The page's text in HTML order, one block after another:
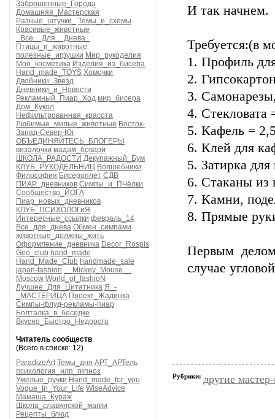
Заброшенные_Города
Домашняя_Мастерская
Разные_штучки_
Темы_и_схемы
Красивые_животные
_Все__Для__Днева_
Птицы_и_животные
полезные_игрушки Мир_рукоделия
Моя_косметика Изделия_из_бисера
Hand_made_TOYS Хомочки
Двойники_Звёзд
Дневники_и_Новости
Рекламный_Пиар_Ход мир_бисера
Дом_Кукол
Нефильтрованная_красота
Любимые_милые_животные Восток-
Запад-Север-Юг
ОБЪЕДИНЯЙТЕСЬ_БЛОГЕРЫ
вязалочки мадам_бовари
ШКОЛА_РАДОСТИ Декупажный_Бум
КЛУБ_РУКОДЕЛЬНИЦ Волшебники
Философия Бисероплет СДВ
ПИАР_дневников Симпы_и_ПЧёлки
Сообщество_ЙОГА
Пиар_новых_дневников
КЛУБ_ПСИХОЛОГиЯ
Интересные_ссылки февраль_14
Все_для_днева Обмен_симпами
животные_должны_жить
Оформление_дневника Decor_Rospis
Geo_club hand_made
Hand_Made_Club handmade_sale
japan-fashion
__Mickey_Mouse__
Moscow World_of_fashioN
Лучшее_Для_Цитатника Я_-
_МАСТЕРИЦА Проект_Жадинка
Симпы-флуд-рекламы-пиар
Болталка_в_беседке
Вкусно_Быстро_Недорого
Читатель сообществ
(Всего в списке: 12)
ParadizeArt Темы_дня АРТ_АРТель
психология_нлп_гипноз
Умелые_ручки Hand_made_for_you
Vogue_In_Your_Life WiseAdvice
Мамаша_Кураж
Школа_славянской_магии
Рецепты_блюд
И так начнем.
Требуется:(в
1. Профиль
2.
3.
4. Стекловата
5. Кафель =
6. Клей для
5. Затирка для
6. Стаканы из
7. Камни,
8. Прямые
Первым
случае
Рубрики: другие